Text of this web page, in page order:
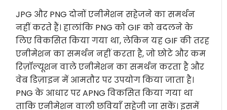
JPG और PNG दोनों एनीमेशन सहेजने का समर्थन
नहीं करते हैं। हालांकि PNG को GIF को बदलने के
लिए विकसित किया गया था, लेकिन यह GIF की तरह
एनीमेशन का समर्थन नहीं करता है, जो छोटे और कम
रिज़ॉल्यूशन वाले एनीमेशन का समर्थन करता है और
वेब डिज़ाइन में आमतौर पर उपयोग किया जाता है।
PNG के आधार पर APNG विकसित किया गया था
ताकि एनीमेशन वाली छवियाँ सहेजी जा सकें। इसमें